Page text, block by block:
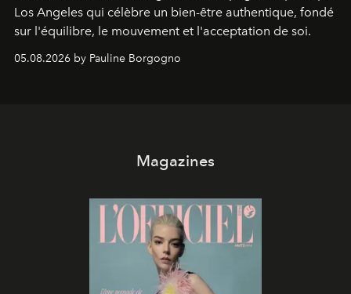
Los Angeles qui célèbre un bien-être authentique, fondé
sur l'équilibre, le mouvement et l'acceptation de soi.
05.08.2026 by Pauline Borgogno
Magazines